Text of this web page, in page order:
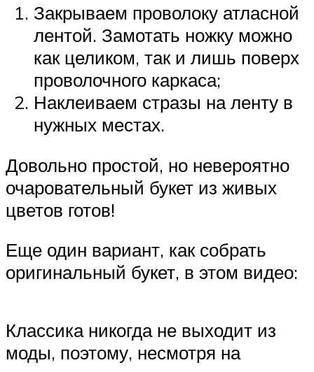
Закрываем проволоку атласной
лентой. Замотать ножку можно
как целиком, так и лишь поверх
проволочного каркаса;
Наклеиваем стразы на ленту в
нужных местах.
Довольно простой, но невероятно
очаровательный букет из живых
цветов готов!
Еще один вариант, как собрать
оригинальный букет, в этом видео:
Классика никогда не выходит из
моды, поэтому, несмотря на